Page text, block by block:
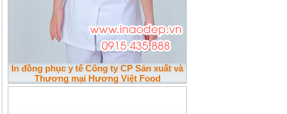
In đồng phục y tế Công ty CP Sản xuất và
Thương mại Hương Việt Food